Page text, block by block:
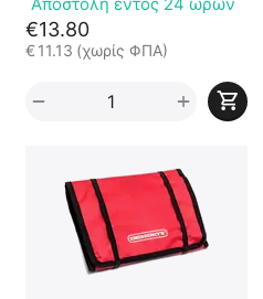
€13.80
€ 11.13 (χωρίς ΦΠΑ)
+
−